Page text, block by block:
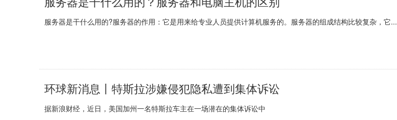
服务器是干什么用的?服务器的作用：它是用来给专业人员提供计算机服务的。服务器的组成结构比较复杂，它...
环球新消息丨特斯拉涉嫌侵犯隐私遭到集体诉讼
据新浪财经，近日，美国加州一名特斯拉车主在一场潜在的集体诉讼中